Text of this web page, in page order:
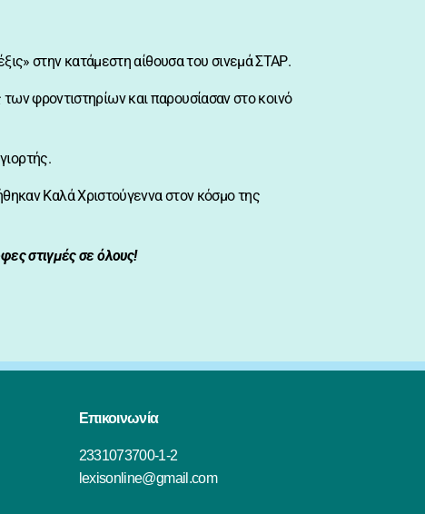
στην κατάμεστη αίθουσα του σινεμά ΣΤΑΡ.
φροντιστηρίων και παρουσίασαν στο κοινό
Καλά Χριστούγεννα στον κόσμο της
στιγμές σε όλους!
Επικοινωνία
2331073700-1-2
lexisonline@gmail.com